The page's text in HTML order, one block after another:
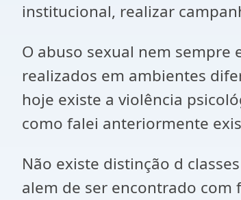
institucional, realizar
O abuso sexual nem
realizados em ambientes
hoje existe a violência
como falei anteriormente
Não existe distinção d
alem de ser encontrado